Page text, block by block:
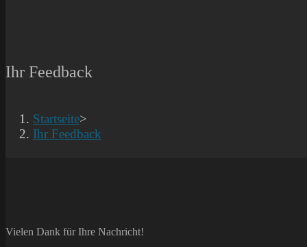
Ihr Feedback
Startseite>
Ihr Feedback
Vielen Dank für Ihre Nachricht!